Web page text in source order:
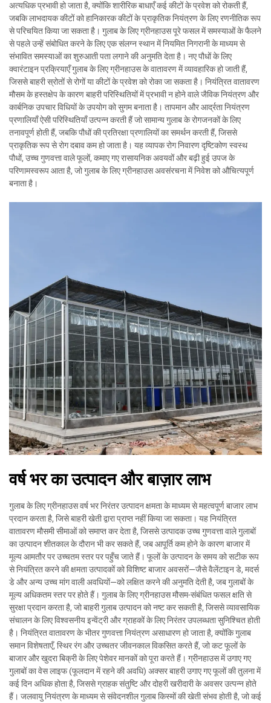
अत्यधिक प्रभावी हो जाता है, क्योंकि शारीरिक बाधाएँ कई कीटों के प्रवेश को रोकती हैं,
जबकि लाभदायक कीटों को हानिकारक कीटों के प्राकृतिक नियंत्रण के लिए रणनीतिक रूप
से परिचयित किया जा सकता है। गुलाब के लिए ग्रीनहाउस पूरे फसल में समस्याओं के फैलने
से पहले उन्हें संबोधित करने के लिए एक संलग्न स्थान में नियमित निगरानी के माध्यम से
संभावित समस्याओं का शुरुआती पता लगाने की अनुमति देता है। नए पौधों के लिए
क्वारंटाइन प्रक्रियाएँ गुलाब के लिए ग्रीनहाउस के वातावरण में व्यावहारिक हो जाती हैं,
जिससे बाहरी स्रोतों से रोगों या कीटों के प्रवेश को रोका जा सकता है। नियंत्रित वातावरण
मौसम के हस्तक्षेप के कारण बाहरी परिस्थितियों में प्रभावी न होने वाले जैविक नियंत्रण और
कार्बनिक उपचार विधियों के उपयोग को सुगम बनाता है। तापमान और आर्द्रता नियंत्रण
प्रणालियाँ ऐसी परिस्थितियाँ उत्पन्न करती हैं जो सामान्य गुलाब के रोगजनकों के लिए
तनावपूर्ण होती हैं, जबकि पौधों की प्रतिरक्षा प्रणालियों का समर्थन करती हैं, जिससे
प्राकृतिक रूप से रोग दबाव कम हो जाता है। यह व्यापक रोग निवारण दृष्टिकोण स्वस्थ
पौधों, उच्च गुणवत्ता वाले फूलों, कमाए गए रासायनिक अवयवों और बढ़ी हुई उपज के
परिणामस्वरूप आता है, जो गुलाब के लिए ग्रीनहाउस अवसंरचना में निवेश को औचित्यपूर्ण
बनाता है।
वर्ष भर का उत्पादन और बाज़ार लाभ
गुलाब के लिए ग्रीनहाउस वर्ष भर निरंतर उत्पादन क्षमता के माध्यम से महत्वपूर्ण बाजार लाभ
प्रदान करता है, जिसे बाहरी खेती द्वारा प्राप्त नहीं किया जा सकता। यह नियंत्रित
वातावरण मौसमी सीमाओं को समाप्त कर देता है, जिससे उत्पादक उच्च गुणवत्ता वाले गुलाबों
का उत्पादन शीतकाल के दौरान भी कर सकते हैं, जब आपूर्ति कम होने के कारण बाजार में
मूल्य आमतौर पर उच्चतम स्तर पर पहुँच जाते हैं। फूलों के उत्पादन के समय को सटीक रूप
से नियंत्रित करने की क्षमता उत्पादकों को विशिष्ट बाजार अवसरों—जैसे वैलेंटाइन डे, मदर्स
डे और अन्य उच्च मांग वाली अवधियों—को लक्षित करने की अनुमति देती है, जब गुलाबों के
मूल्य अधिकतम स्तर पर होते हैं। गुलाब के लिए ग्रीनहाउस मौसम-संबंधित फसल क्षति से
सुरक्षा प्रदान करता है, जो बाहरी गुलाब उत्पादन को नष्ट कर सकती है, जिससे व्यावसायिक
संचालन के लिए विश्वसनीय इन्वेंट्री और ग्राहकों के लिए निरंतर उपलब्धता सुनिश्चित होती
है। नियंत्रित वातावरण के भीतर गुणवत्ता नियंत्रण असाधारण हो जाता है, क्योंकि गुलाब
समान विशेषताएँ, स्थिर रंग और उच्चतर जीवनकाल विकसित करते हैं, जो कट फूलों के
बाजार और खुदरा बिक्री के लिए पेशेवर मानकों को पूरा करते हैं। ग्रीनहाउस में उगाए गए
गुलाबों का वेस लाइफ (फूलदान में रहने की अवधि) अक्सर बाहरी उगाए गए फूलों की तुलना में
कई दिन अधिक होता है, जिससे ग्राहक संतुष्टि और दोहरी खरीदारी के अवसर उत्पन्न होते
हैं। जलवायु नियंत्रण के माध्यम से संवेदनशील गुलाब किस्मों की खेती संभव होती है, जो कई